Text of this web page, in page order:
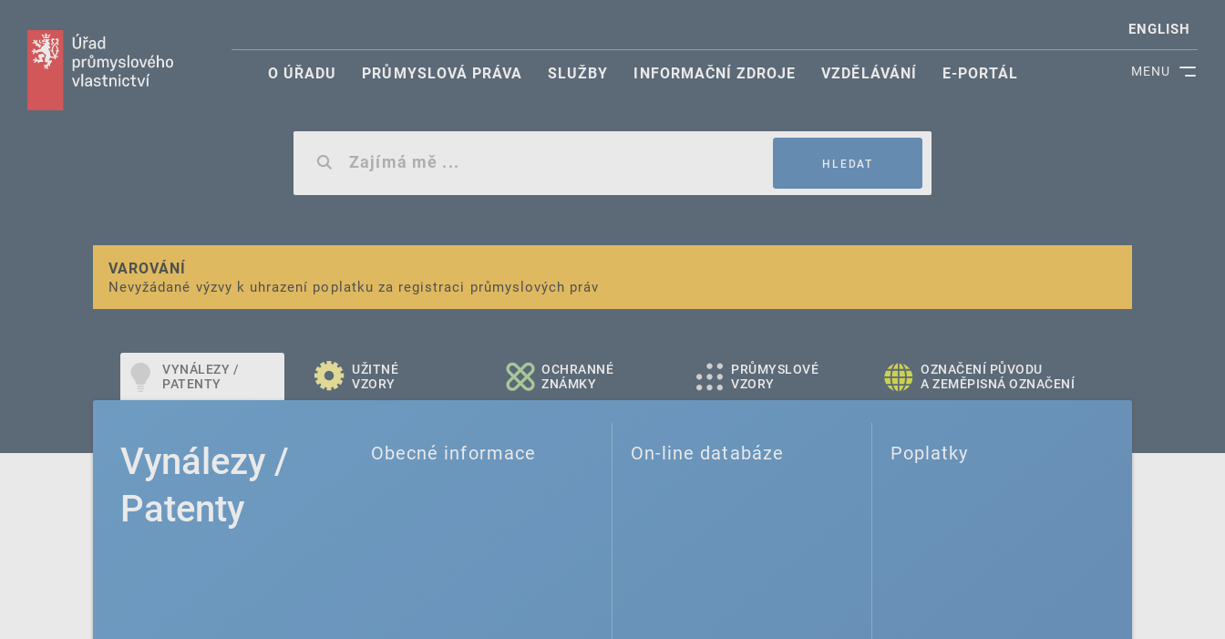
MENU
ENGLISH
O ÚŘADU PRŮMYSLOVÁ PRÁVA SLUŽBY INFORMAČNÍ ZDROJE VZDĚLÁVÁNÍ E-PORTÁL
HLEDAT
VAROVÁNÍ
Nevyžádané výzvy k uhrazení poplatku za registraci průmyslových práv
Finanční podpora
pro správu duševního vlastnictví pro malé a střední podniky
VYNÁLEZY /
PATENTY
UŽITNÉ
VZORY
OCHRANNÉ
ZNÁMKY
PRŮMYSLOVÉ
VZORY
OZNAČENÍ PŮVODU
A ZEMĚPISNÁ OZNAČENÍ
Vynálezy /
Patenty
Obecné informace On-line databáze Poplatky